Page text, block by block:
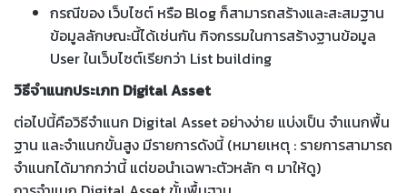
กรณีของ เว็บไซต์ หรือ Blog ก็สามารถสร้างและสะสมฐาน
ข้อมูลลักษณะนี้ได้เช่นกัน กิจกรรมในการสร้างฐานข้อมูล
User ในเว็บไซต์เรียกว่า List building
วิธีจำแนกประเภท Digital Asset
ต่อไปนี้คือวิธีจำแนก Digital Asset อย่างง่าย แบ่งเป็น จำแนกพื้น
ฐาน และจำแนกขั้นสูง มีรายการดังนี้ (หมายเหตุ : รายการสามารถ
จำแนกได้มากกว่านี้ แต่ขอนำเฉพาะตัวหลัก ๆ มาให้ดู)